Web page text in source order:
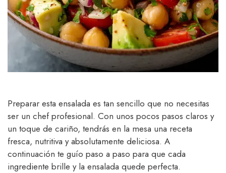
Preparar esta ensalada es tan sencillo que no necesitas
ser un chef profesional. Con unos pocos pasos claros y
un toque de cariño, tendrás en la mesa una receta
fresca, nutritiva y absolutamente deliciosa. A
continuación te guío paso a paso para que cada
ingrediente brille y la ensalada quede perfecta.